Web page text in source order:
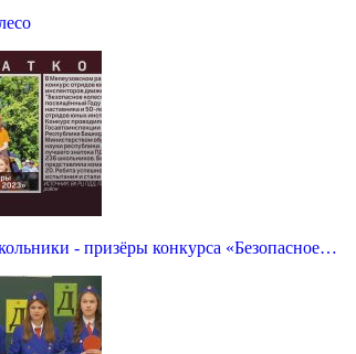
- призёры конкурса «Безопасное…